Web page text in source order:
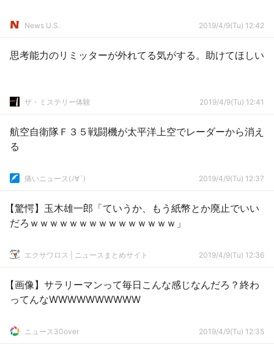
News U.S. 2019/4/9(Tu) 12:42
思考能力のリミッターが外れてる気がする。助けてほしい
ザ・ミステリー体験 2019/4/9(Tu) 12:41
航空自衛隊Ｆ３５戦闘機が太平洋上空でレーダーから消え
る
痛いニュース(ﾉ∀`) 2019/4/9(Tu) 12:37
【驚愕】玉木雄一郎「ていうか、もう紙幣とか廃止でいい
だろｗｗｗｗｗｗｗｗｗｗｗｗｗｗｗ」
エクサワロス | ニュースまとめサイト 2019/4/9(Tu) 12:36
【画像】サラリーマンって毎日こんな感じなんだろ？終わ
ってんなWWWWWWWWWW
ニュース30over 2019/4/9(Tu) 12:35